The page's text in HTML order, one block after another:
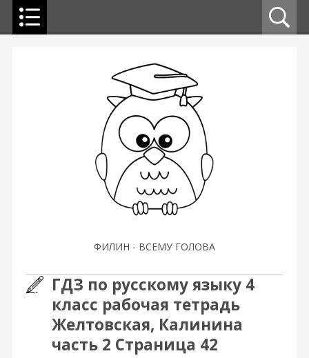
ФИЛИН - ВСЕМУ ГОЛОВА
ГДЗ по русскому языку 4
класс рабочая тетрадь
Желтовская, Калинина
часть 2 Страница 42